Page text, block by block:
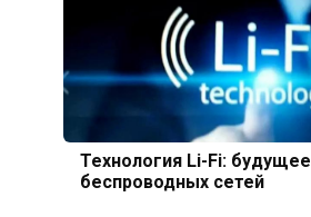
Технология Li-Fi: будущее
беспроводных сетей